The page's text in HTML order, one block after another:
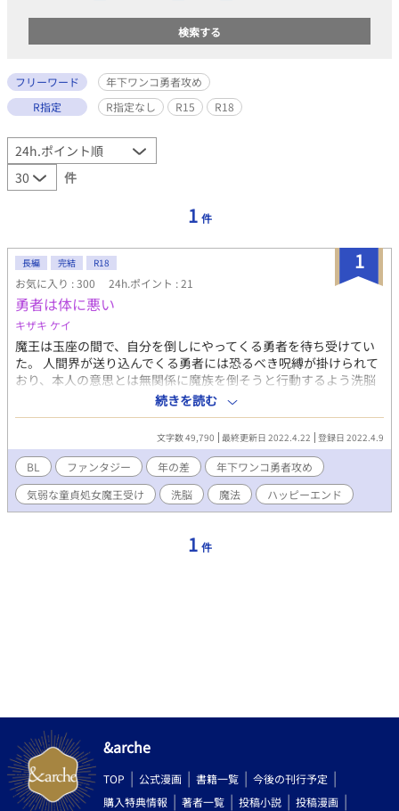
フリーワード
年下ワンコ勇者攻め
R指定
R指定なし R15 R18
件
1 件
1
長編 完結 R18
お気に入り : 300 24h.ポイント : 21
勇者は体に悪い
キザキ ケイ
魔王は玉座の間で、自分を倒しにやってくる勇者を待ち受けてい
た。 人間界が送り込んでくる勇者には恐るべき呪縛が掛けられて
おり、本人の意思とは無関係に魔族を倒そうと行動するよう洗脳
が施されている。 彼らを救うすべはひとつ。 魔王が勇者に倒され
ることだけ。 姿を見せた勇者は、憎悪のこもった瞳で魔王を睨み
つけ剣を振りかざしたのだった────。 そんな状況から始ま
る、 魔王に救われた年下ワンコ攻め勇者に、380年モノの童貞処
女気弱魔王が押されまくって攻略される話。
続きを読む
文字数 49,790 最終更新日 2022.4.22 登録日 2022.4.9
BL ファンタジー 年の差
年下ワンコ勇者攻め
気弱な童貞処女魔王受け
洗脳 魔法 ハッピーエンド
1 件
&arche
TOP 公式漫画 書籍一覧
今後の刊行予定
購入特典情報
著者一覧 投稿小説 投稿漫画